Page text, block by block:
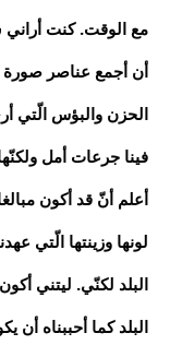
مع الوقت. كنت أراني
أن أجمع عناصر صورة
الحزن والبؤس الّتي
فينا جرعات أمل
أعلم أنّ قد أكون
لونها وزينتها الّتي
البلد لكنّي. ليتني
البلد كما أحببناه